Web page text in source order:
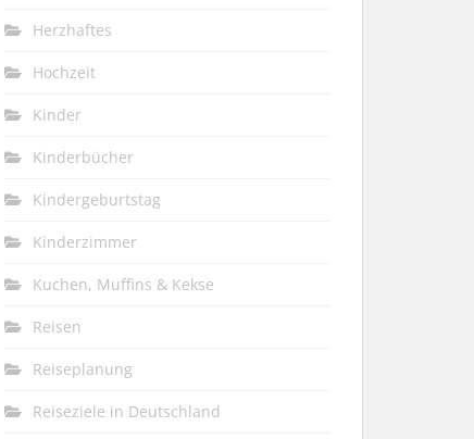
Herzhaftes
Hochzeit
Kinder
Kinderbücher
Kindergeburtstag
Kinderzimmer
Kuchen, Muffins & Kekse
Reisen
Reiseplanung
Reiseziele in Deutschland